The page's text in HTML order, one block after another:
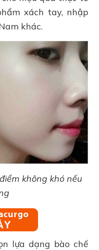
xách tay, nhập
khác.
không khó nếu
lựa dạng bào chế